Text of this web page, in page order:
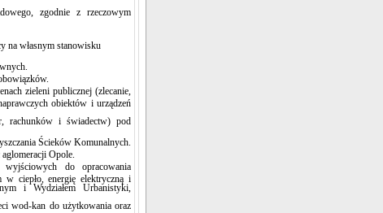
zgodnie z rzeczowym
na własnym stanowisku
zieleni publicznej (zlecanie,
obiektów i urządzeń
rachunków i świadectw) pod
Ścieków Komunalnych.
Opole.
do opracowania
w ciepło, energię elektryczną i
i Wydziałem Urbanistyki,
wod-kan do użytkowania oraz